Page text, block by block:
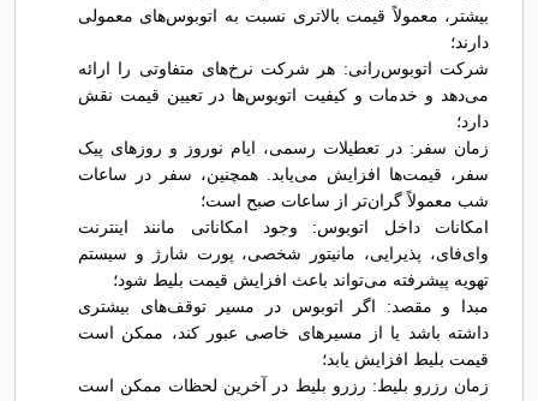
بیشتر، معمولاً قیمت بالاتری نسبت به اتوبوس‌های معمولی
دارند؛
شرکت اتوبوس‌رانی: هر شرکت نرخ‌های متفاوتی را ارائه
می‌دهد و خدمات و کیفیت اتوبوس‌ها در تعیین قیمت نقش
دارد؛
زمان سفر: در تعطیلات رسمی، ایام نوروز و روزهای پیک
سفر، قیمت‌ها افزایش می‌یابد. همچنین، سفر در ساعات
شب معمولاً گران‌تر از ساعات صبح است؛
امکانات داخل اتوبوس: وجود امکاناتی مانند اینترنت
وای‌فای، پذیرایی، مانیتور شخصی، پورت شارژ و سیستم
تهویه پیشرفته می‌تواند باعث افزایش قیمت بلیط شود؛
مبدا و مقصد: اگر اتوبوس در مسیر توقف‌های بیشتری
داشته باشد یا از مسیرهای خاصی عبور کند، ممکن است
قیمت بلیط افزایش یابد؛
زمان رزرو بلیط: رزرو بلیط در آخرین لحظات ممکن است